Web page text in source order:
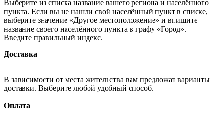
Выберите из списка название вашего региона и населённого
пункта. Если вы не нашли свой населённый пункт в списке,
выберите значение «Другое местоположение» и впишите
название своего населённого пункта в графу «Город».
Введите правильный индекс.
Доставка
В зависимости от места жительства вам предложат варианты
доставки. Выберите любой удобный способ.
Оплата